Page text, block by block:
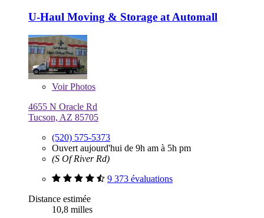
U-Haul Moving & Storage at Automall
VoirPhotos
4655 N Oracle Rd
Tucson, AZ 85705
(520) 575-5373
Ouvert aujourd'hui de 9h am à 5h pm
(S Of River Rd)
9 373 évaluations
Distance estimée
10,8 milles